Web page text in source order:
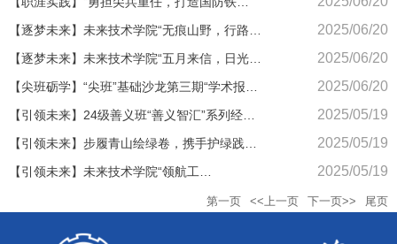
军”——24TS403永坦班特色实践纪实
【逐梦未来】未来技术学院“无痕山野，行路未
来”绿色徒步活动纪实
2025/06/20
【逐梦未来】未来技术学院“五月来信，日光慢
递”活动纪实
2025/06/20
【尖班砺学】“尖班”基础沙龙第三期“学术报告
与演讲技巧”成功举办
2025/06/20
【引领未来】24级善义班“善义智汇”系列经验
分享会纪实
2025/05/19
【引领未来】步履青山绘绿卷，携手护绿践初
心 ——24TS101团支部5月生态实践团日活动
2025/05/19
【引领未来】未来技术学院“领航工
程”24TS103小卫星班党团对接活动纪实
2025/05/19
第一页 <<上一页 下一页>> 尾页